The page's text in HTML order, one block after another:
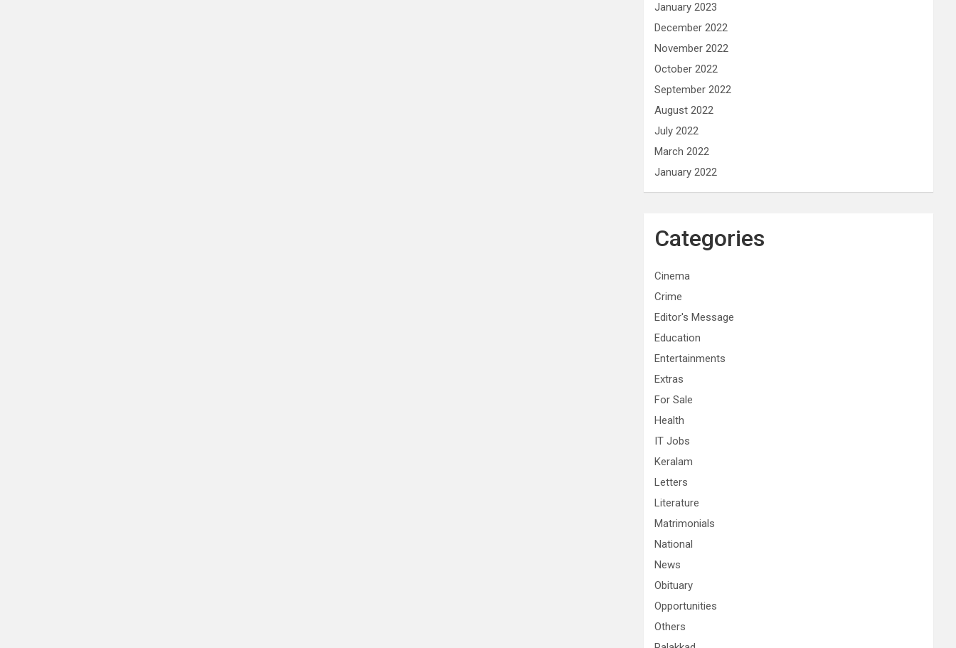
January 2023
December 2022
November 2022
October 2022
September 2022
August 2022
July 2022
March 2022
January 2022
Categories
Cinema
Crime
Editor's Message
Education
Entertainments
Extras
For Sale
Health
IT Jobs
Keralam
Letters
Literature
Matrimonials
National
News
Obituary
Opportunities
Others